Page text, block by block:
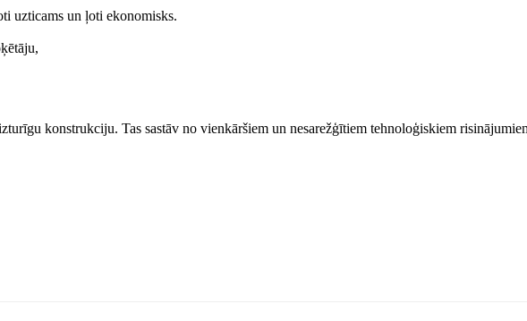
uzticams un ļoti ekonomisks.
konstrukciju. Tas sastāv no vienkāršiem un nesarežģītiem tehnoloģiskiem